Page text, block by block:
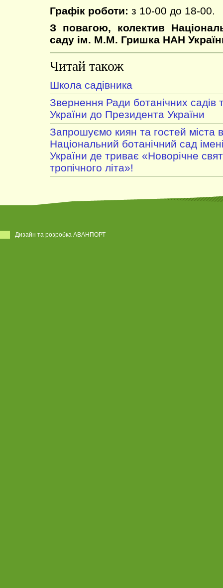
Графік роботи: з 10-00 до 18-00.
З повагою, колектив
саду ім. М.М. Гришка НАН
Читай також
Школа садівника
Звернення Ради ботанічних садів
України до Президента України
Запрошуємо киян та гостей міста
Національний ботанічний сад
України де триває «Новорічне
тропічного літа»!
Дизайн та розробка АВАНПОРТ